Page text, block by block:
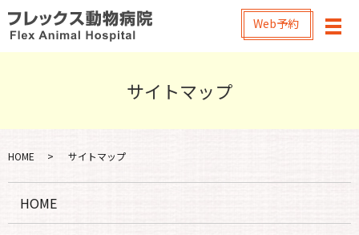
Web予約
メ
サイトマップ
HOME サイトマップ
HOME